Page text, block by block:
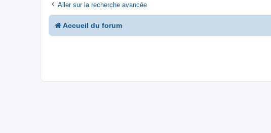
Aller sur la recherche avancée
Accueil du forum